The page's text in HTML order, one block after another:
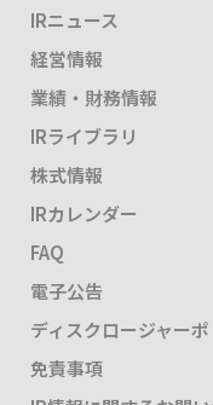
IRニュース
経営情報
業績・財務情報
IRライブラリ
株式情報
IRカレンダー
FAQ
電子公告
ディスクロージャー
免責事項